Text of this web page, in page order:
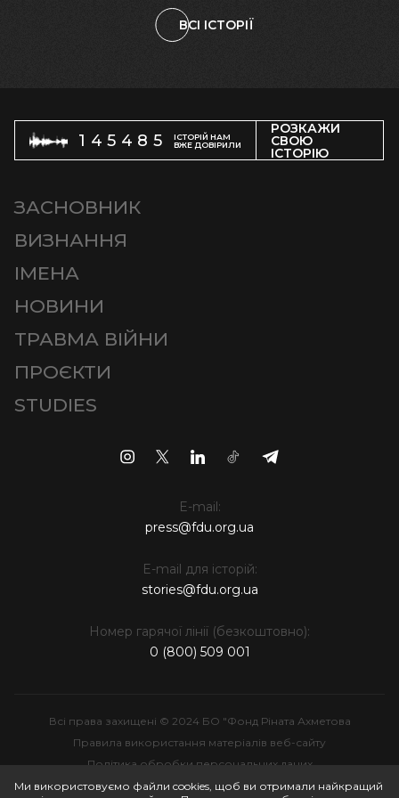
ВСІ ІСТОРІЇ
145485
ІСТОРІЙ НАМ
ВЖЕ ДОВІРИЛИ
РОЗКАЖИ
СВОЮ
ІСТОРІЮ
ЗАСНОВНИК
ВИЗНАННЯ
ІМЕНА
НОВИНИ
ТРАВМА ВІЙНИ
ПРОЄКТИ
STUDIES
E-mail:
press@fdu.org.ua
E-mail для історій:
stories@fdu.org.ua
Номер гарячої лінії (безкоштовно):
0 (800) 509 001
Всі права захищені © 2024 БО "Фонд Ріната Ахметова
Правила використання матеріалів веб-сайту
Політика обробки персональних даних
Інтелектуальна власність
Ми використовуємо файли cookies, щоб ви отримали найкращий